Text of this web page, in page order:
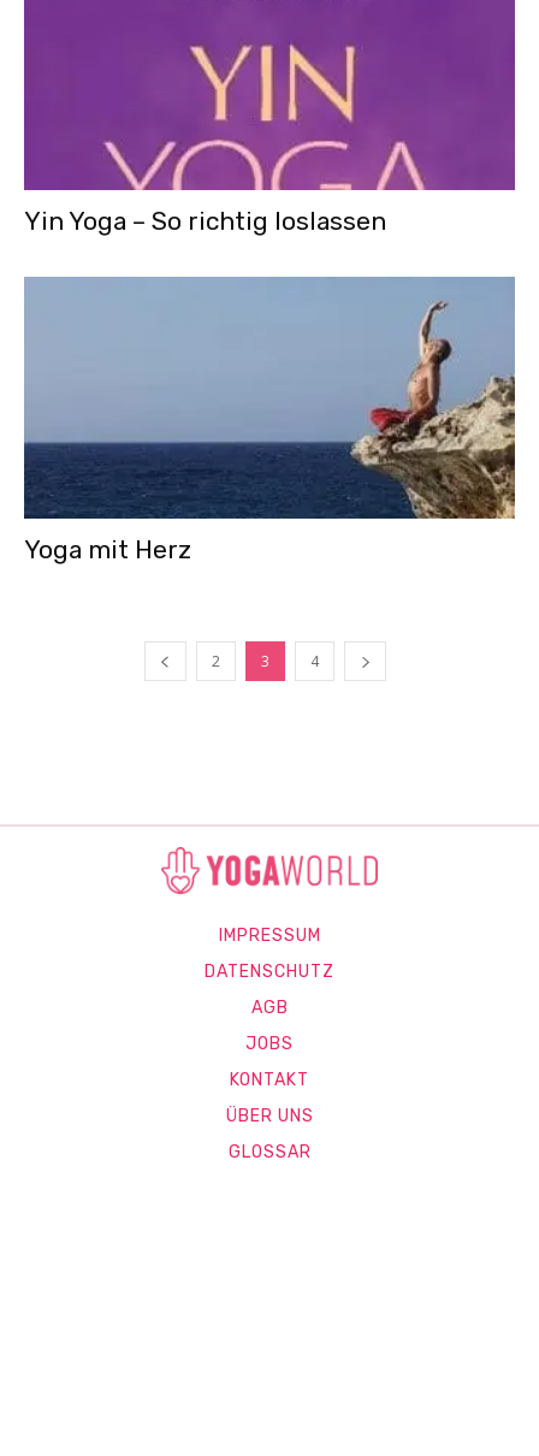
Yin Yoga – So richtig loslassen
Yoga mit Herz
2 3 4
IMPRESSUM
DATENSCHUTZ
AGB
JOBS
KONTAKT
ÜBER UNS
GLOSSAR